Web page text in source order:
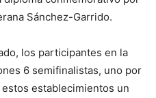
Sánchez-Garrido.
los participantes en la
6 semifinalistas, uno por
establecimientos un